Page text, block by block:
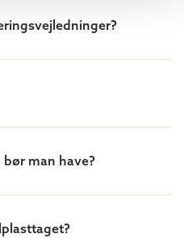
man have?